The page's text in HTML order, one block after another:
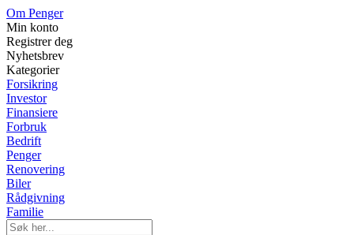
Om Penger
Min konto
Registrer deg
Nyhetsbrev
Kategorier
Forsikring
Investor
Finansiere
Forbruk
Bedrift
Penger
Renovering
Biler
Rådgivning
Familie